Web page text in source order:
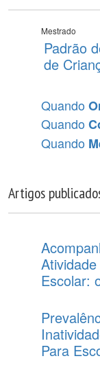
Mestrado
Padrão
de
Quando
Quando
Quando
Artigos
Escolar:
Para